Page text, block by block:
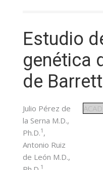
Estudio
genética
de Barrett
Julio Pérez de
la Serna M.D.,
Ph.D.1 ,
Antonio Ruiz
de León M.D.,
1